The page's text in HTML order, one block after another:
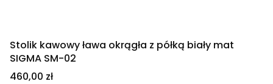
Stolik kawowy ława okrągła z półką biały mat
SIGMA SM-02
Cena
460,00 zł